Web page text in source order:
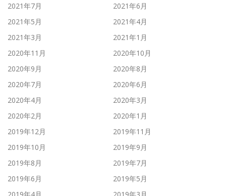
2021年7月
2021年6月
2021年5月
2021年4月
2021年3月
2021年1月
2020年11月
2020年10月
2020年9月
2020年8月
2020年7月
2020年6月
2020年4月
2020年3月
2020年2月
2020年1月
2019年12月
2019年11月
2019年10月
2019年9月
2019年8月
2019年7月
2019年6月
2019年5月
2019年4月
2019年3月